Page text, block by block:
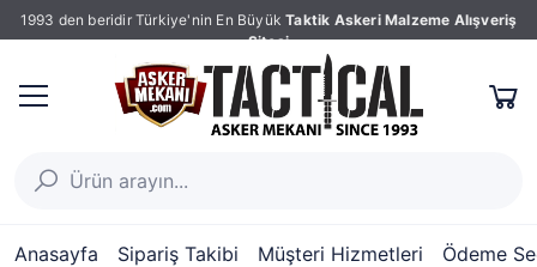
1993 den beridir Türkiye'nin En Büyük Taktik Askeri Malzeme Alışveriş
Sitesi
Anasayfa Sipariş Takibi Müşteri Hizmetleri Ödeme